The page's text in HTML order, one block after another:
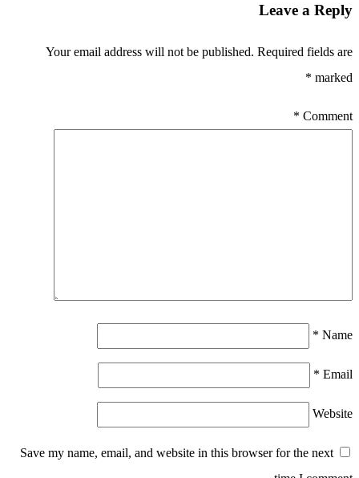
Leave a Reply
Your email address will not be published. Required fields are
marked
*
Comment
*
Name
*
Email
*
Website
Save my name, email, and website in this browser for the next